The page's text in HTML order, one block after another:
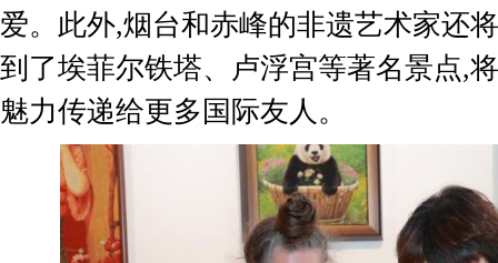
爱。此外,烟台和赤峰的非遗艺术家还
到了埃菲尔铁塔、卢浮宫等著名景点,
魅力传递给更多国际友人。